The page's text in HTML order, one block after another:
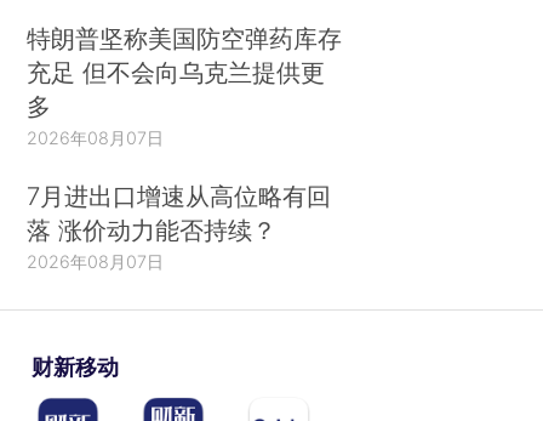
特朗普坚称美国防空弹药库存
充足 但不会向乌克兰提供更
多
2026年08月07日
7月进出口增速从高位略有回
落 涨价动力能否持续？
2026年08月07日
财新移动